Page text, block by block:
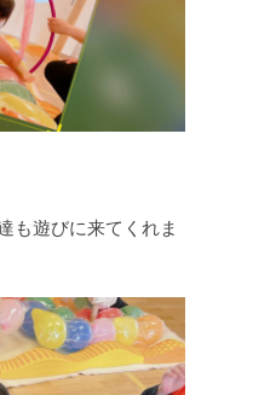
も遊びに来てくれま